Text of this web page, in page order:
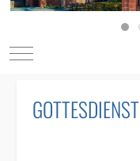
Mobile Menu Toggle
GOTTESDIENST